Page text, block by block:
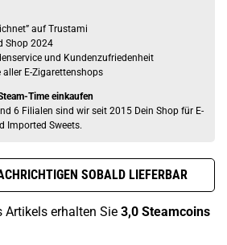
auf Trustami
Shop 2024
und Kundenzufriedenheit
E-Zigarettenshops
Time einkaufen
6 Filialen sind wir seit 2015 Dein Shop für E-
Imported Sweets.
SOBALD LIEFERBAR
Artikels erhalten Sie 3,0 Steamcoins